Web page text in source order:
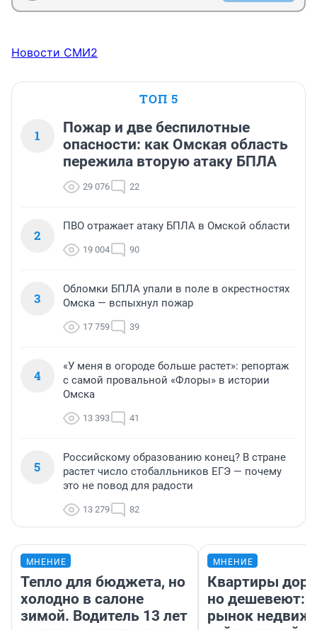
Новости СМИ2
ТОП 5
1
Пожар и две беспилотные
опасности: как Омская область
пережила вторую атаку БПЛА
29 076 22
2
ПВО отражает атаку БПЛА в Омской области
19 004 90
3
Обломки БПЛА упали в поле в окрестностях
Омска — вспыхнул пожар
17 759 39
4
«У меня в огороде больше растет»: репортаж
с самой провальной «Флоры» в истории
Омска
13 393 41
5
Российскому образованию конец? В стране
растет число стобалльников ЕГЭ — почему
это не повод для радости
13 279 82
МНЕНИЕ
Тепло для бюджета, но
холодно в салоне
зимой. Водитель 13 лет
МНЕНИЕ
Квартиры
но дешевеют:
рынок